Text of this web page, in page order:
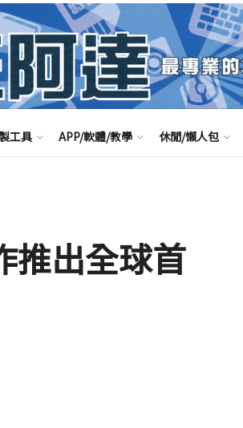
工具 APP/軟體/教學 休閒/懶人包
推出全球首